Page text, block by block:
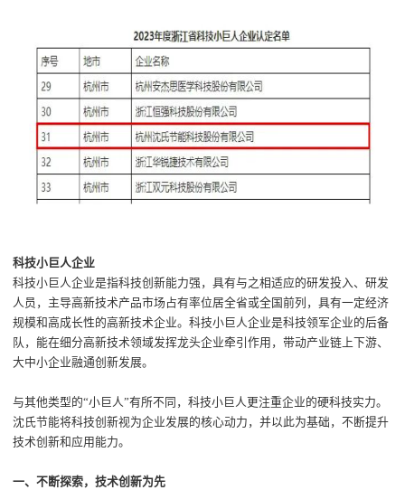
科技小巨人企业
科技小巨人企业是指科技创新能力强，具有与之相适应的研发投入、研发
人员，主导高新技术产品市场占有率位居全省或全国前列，具有一定经济
规模和高成长性的高新技术企业。科技小巨人企业是科技领军企业的后备
队，能在细分高新技术领域发挥龙头企业牵引作用，带动产业链上下游、
大中小企业融通创新发展。
与其他类型的“小巨人”有所不同，科技小巨人更注重企业的硬科技实力。
沈氏节能将科技创新视为企业发展的核心动力，并以此为基础，不断提升
技术创新和应用能力。
一、不断探索，技术创新为先